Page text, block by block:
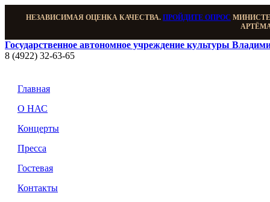
НЕЗАВИСИМАЯ ОЦЕНКА КАЧЕСТВА. ПРОЙДИТЕ ОПРОС
Государственное автономное учреждение культуры
8 (4922) 32-63-65
Главная
О НАС
Концерты
Пресса
Гостевая
Контакты